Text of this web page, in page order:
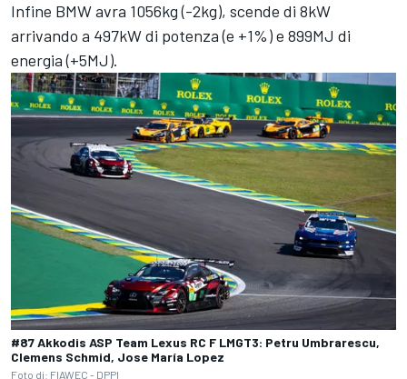
Infine BMW avra 1056kg (-2kg), scende di 8kW
arrivando a 497kW di potenza (e +1%) e 899MJ di
energia (+5MJ).
#87 Akkodis ASP Team Lexus RC F LMGT3: Petru Umbrarescu,
Clemens Schmid, Jose María Lopez
Foto di: FIAWEC - DPPI